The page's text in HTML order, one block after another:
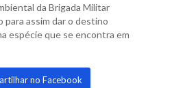
da Brigada Militar
assim dar o destino
espécie que se encontra em
no Facebook